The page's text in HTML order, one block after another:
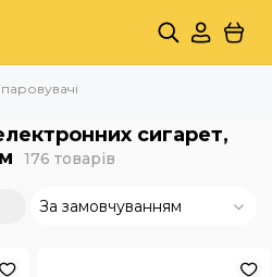
сигарет,
176 товарів
За замовчуванням